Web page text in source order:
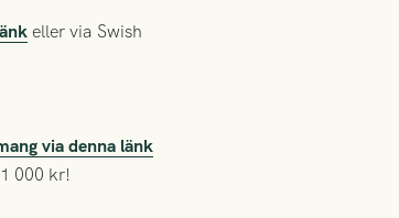
eller via Swish
via denna länk
000 kr!